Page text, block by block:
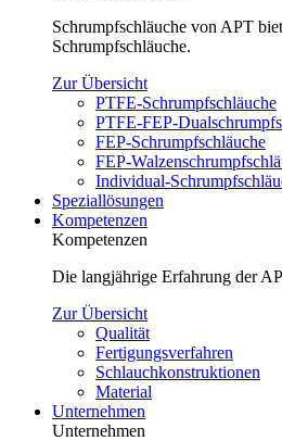
Schrumpfschläuche von APT
Schrumpfschläuche.
Zur Übersicht
PTFE-Schrumpfschläuche
PTFE-FEP-
FEP-Schrumpfschläuche
FEP-
Individual-
Speziallösungen
Kompetenzen
Kompetenzen
Die langjährige Erfahrung der
Zur Übersicht
Qualität
Fertigungsverfahren
Schlauchkonstruktionen
Material
Unternehmen
Unternehmen